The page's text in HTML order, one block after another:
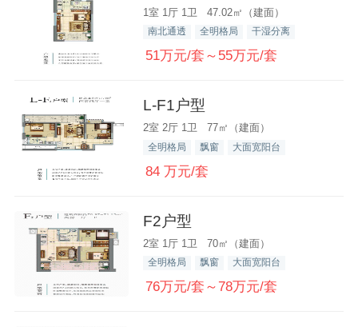
1室 1厅 1卫 47.02㎡（建面）
南北通透 全明格局 干湿分离
51万元/套～55万元/套
L-F1户型
2室 2厅 1卫 77㎡（建面）
全明格局 飘窗 大面宽阳台
84 万元/套
F2户型
2室 1厅 1卫 70㎡（建面）
全明格局 飘窗 大面宽阳台
76万元/套～78万元/套